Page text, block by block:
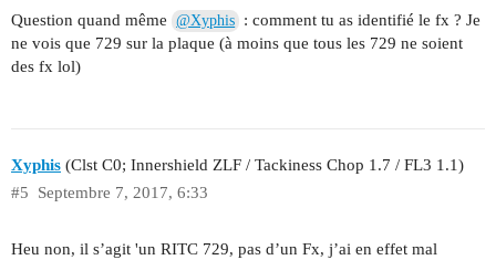
Question quand même @Xyphis : comment tu as identifié le fx ? Je
ne vois que 729 sur la plaque (à moins que tous les 729 ne soient
des fx lol)
Xyphis (Clst C0; Innershield ZLF / Tackiness Chop 1.7 / FL3 1.1)
Septembre 7, 2017, 6:33
#5
Heu non, il s’agit 'un RITC 729, pas d’un Fx, j’ai en effet mal